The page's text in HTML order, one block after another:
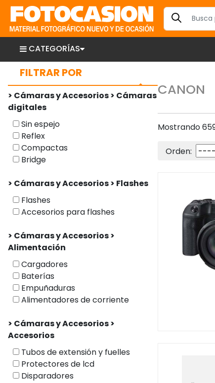
CATEGORÍAS
FILTRAR POR
> Cámaras y Accesorios > Cámaras
digitales
Sin espejo
Reflex
Compactas
Bridge
> Cámaras y Accesorios > Flashes
Flashes
Accesorios para flashes
> Cámaras y Accesorios >
Alimentación
Cargadores
Baterías
Empuñaduras
Alimentadores de corriente
> Cámaras y Accesorios >
Accesorios
Tubos de extensión y fuelles
Protectores de lcd
Disparadores
CANON
Mostrando
Orden: